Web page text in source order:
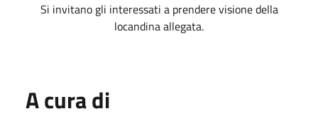
Si invitano gli interessati a prendere visione della
locandina allegata.
A cura di